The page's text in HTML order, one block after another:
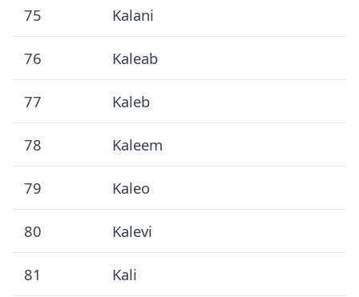
75 Kalani
76 Kaleab
77 Kaleb
78 Kaleem
79 Kaleo
80 Kalevi
81 Kali